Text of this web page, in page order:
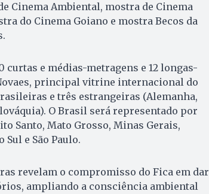
Cinema Ambiental, mostra de Cinema
do Cinema Goiano e mostra Becos da
e médias-metragens e 12 longas-
principal vitrine internacional do
e três estrangeiras (Alemanha,
O Brasil será representado por
Santo, Mato Grosso, Minas Gerais,
Sul e São Paulo.
revelam o compromisso do Fica em dar
ampliando a consciência ambiental